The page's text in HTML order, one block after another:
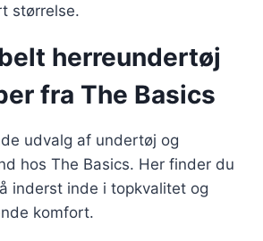
størrelse.
herreundertøj
fra The Basics
udvalg af undertøj og
hos The Basics. Her finder du
inderst inde i topkvalitet og
komfort.